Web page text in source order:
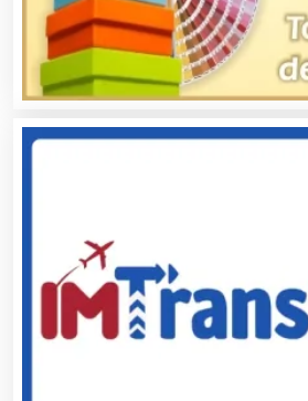
Audio, Sonido e
Audios para Eventos
Automatización
Automóviles Nuevos y